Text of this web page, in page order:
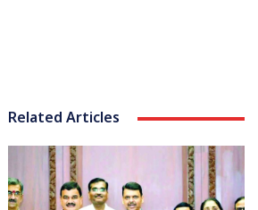
Related Articles